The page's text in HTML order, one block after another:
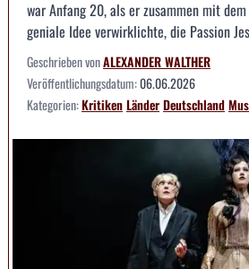
war Anfang 20, als er zusammen mit
geniale Idee verwirklichte, die Passion
Geschrieben vonALEXANDER WALTHER
Veröffentlichungsdatum:06.06.2026
Kategorien:KritikenLänderDeutschland